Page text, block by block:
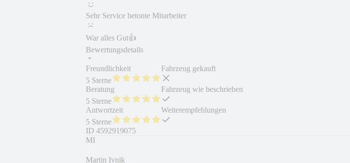
Sehr Service betonte Mitarbeiter
War alles Gut👍
Bewertungsdetails
Freundlichkeit
5 Sterne
Beratung
5 Sterne
Antwortzeit
5 Sterne
Fahrzeug gekauft
Fahrzeug wie beschrieben
Weiterempfehlungen
ID 4592919075
MI
Martin Ivnik